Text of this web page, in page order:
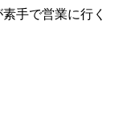
手で営業に行く